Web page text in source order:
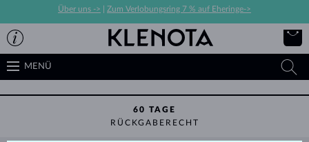
Über uns -> Zum Verlobungsring 7 % auf Eheringe->
MENÜ
60 TAGE
RÜCKGABERECHT